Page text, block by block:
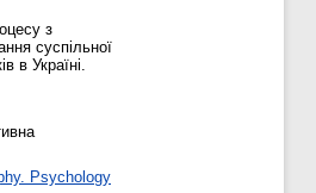
з
суспільної
в Україні.
Psychology